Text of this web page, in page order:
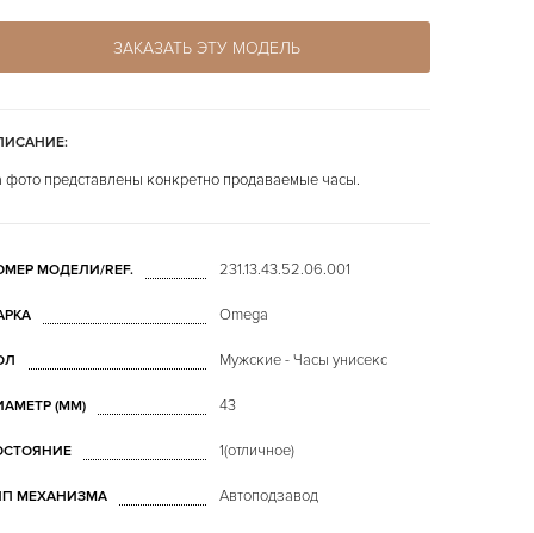
ЗАКАЗАТЬ ЭТУ МОДЕЛЬ
фото представлены конкретно продаваемые часы.
МОДЕЛИ/REF. 231.13.43.52.06.001
Omega
Мужские - Часы унисекс
(MM) 43
1(отличное)
МЕХАНИЗМА Автоподзавод